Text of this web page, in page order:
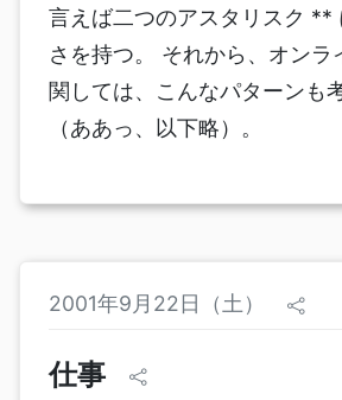
言えば二つのアスタリスク **
さを持つ。 それから、オンラ
関しては、こんなパターンも
（ああっ、以下略）。
2001年9月22日（土）
仕事